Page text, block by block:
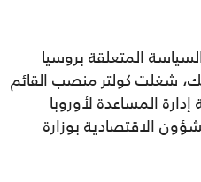
المتعلقة بروسيا
شغلت كولتر منصب القائم
المساعدة لأوروبا
الاقتصادية بوزارة